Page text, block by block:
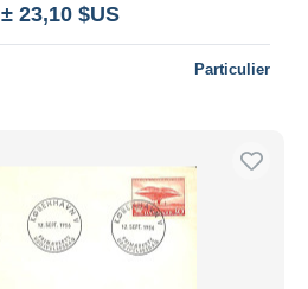
± 23,10 $US
Particulier